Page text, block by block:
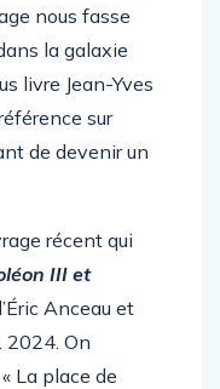
nous fasse
la galaxie
livre Jean-Yves
sur
de devenir un
récent qui
III et
Anceau et
2024. On
La place de